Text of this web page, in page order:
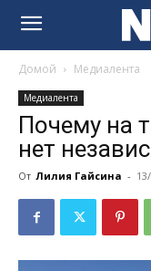
Домой Медиалента
Медиалента
Почему на
нет
От Лилия Гайсина -